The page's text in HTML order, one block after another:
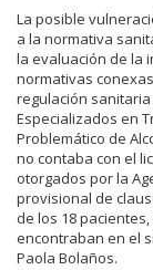
La posible
a la normativa
la evaluación de la
normativas
regulación
Especializados en
Problemático de
no contaba con el
otorgados por la
provisional de
de los 18
encontraban en el
Paola Bolaños.